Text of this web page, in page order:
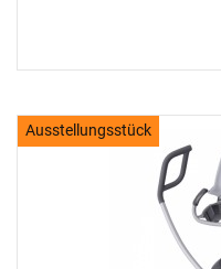
Ausstellungsstück